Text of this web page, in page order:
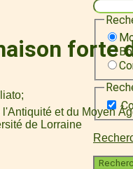
forte
et du Moyen
de Lorraine